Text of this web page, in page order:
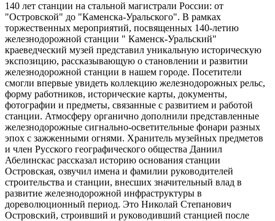
140 лет станции на стальной магистрали России: от
"Островской" до "Каменска-Уральского". В рамках
торжественных мероприятий, посвященных 140-летию
железнодорожной станции " Каменск-Уральский"
краеведческий музей представил уникальную историческую
экспозицию, рассказывающую о становлении и развитии
железнодорожной станции в нашем городе. Посетители
смогли впервые увидеть коллекцию железнодорожных рельс,
форму работников, исторические карты, документы,
фотографии и предметы, связанные с развитием и работой
станции. Атмосферу органично дополнили представленные
железнодорожные сигнально-осветительные фонари разных
эпох с зажженными огнями. Хранитель музейных предметов
и член Русского географического общества Даниил
Абелинскас рассказал историю основания станции
Островская, озвучил имена и фамилии руководителей
строительства и станции, внесших значительный влад в
развитие железнодорожной инфраструктуры в
дореволюционный период. Это Николай Степанович
Островский, строивший и руководивший станцией после